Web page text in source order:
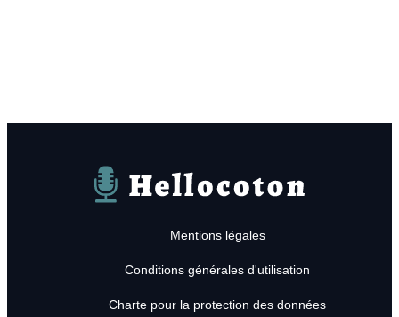
Hellocoton
Mentions légales
Conditions générales d'utilisation
Charte pour la protection des données